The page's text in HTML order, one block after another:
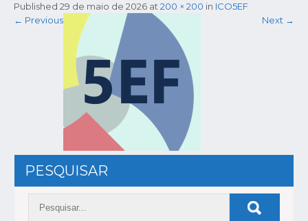
Published 29 de maio de 2026 at 200 × 200 in ICO5EF
← Previous Next →
PESQUISAR